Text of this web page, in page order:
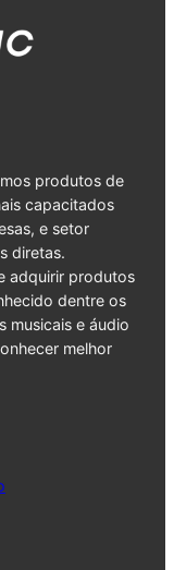
produtos de
capacitados
e setor
diretas.
adquirir produtos
dentre os
musicais e áudio
melhor